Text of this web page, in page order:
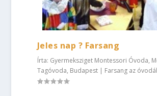
Jeles nap ? Farsang
Írta: Gyermeksziget Montessori Óvoda,
Tagóvoda, Budapest| Farsang az